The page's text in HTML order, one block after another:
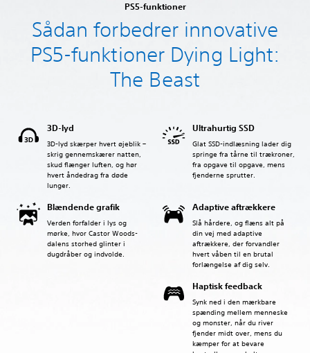
PS5-funktioner
Sådan forbedrer innovative
PS5-funktioner Dying Light:
The Beast
3D-lyd
3D-lyd skærper hvert øjeblik –
skrig gennemskærer natten,
skud flænger luften, og hør
hvert åndedrag fra døde
lunger.
Ultrahurtig SSD
Glat SSD-indlæsning lader dig
springe fra tårne til trækroner,
fra opgave til opgave, mens
fjenderne sprutter.
Blændende grafik
Verden forfalder i lys og
mørke, hvor Castor Woods-
dalens storhed glinter i
dugdråber og indvolde.
Adaptive aftrækkere
Slå hårdere, og flæns alt på
din vej med adaptive
aftrækkere, der forvandler
hvert våben til en brutal
forlængelse af dig selv.
Haptisk feedback
Synk ned i den mærkbare
spænding mellem menneske
og monster, når du river
fjender midt over, mens du
kæmper for at bevare